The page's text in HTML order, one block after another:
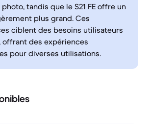
tandis que le S21 FE offre un
plus grand. Ces
ciblent des besoins utilisateurs
des expériences
pour diverses utilisations.